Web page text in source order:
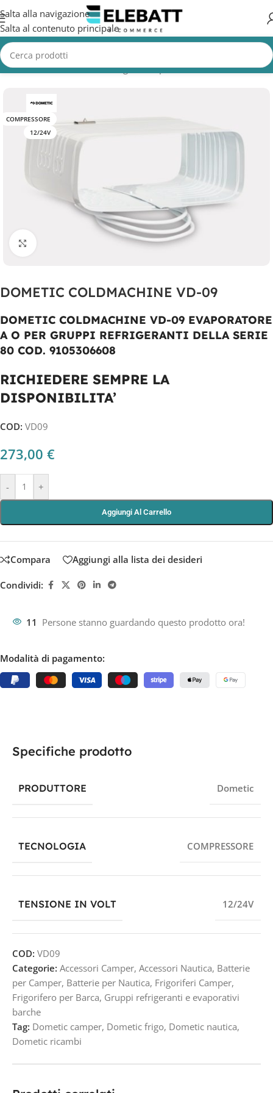
Salta alla navigazione
Salta al contenuto principale
Home/Accessori Nautica/Frigorifero per Barca
COMPRESSORE
12/24V
Clicca per ingrandire
DOMETIC COLDMACHINE VD-09
DOMETIC COLDMACHINE VD-09 EVAPORATORE
A O PER GRUPPI REFRIGERANTI DELLA SERIE
80 COD. 9105306608
RICHIEDERE SEMPRE LA
DISPONIBILITA’
COD: VD09
273,00 €
- +
Aggiungi Al Carrello
Compara Aggiungi alla lista dei desideri
Condividi:
11 Persone stanno guardando questo prodotto ora!
Modalità di pagamento:
Specifiche prodotto
PRODUTTORE Dometic
TECNOLOGIA COMPRESSORE
TENSIONE IN VOLT 12/24V
COD: VD09
Categorie: Accessori Camper, Accessori Nautica, Batterie
per Camper, Batterie per Nautica, Frigoriferi Camper,
Frigorifero per Barca, Gruppi refrigeranti e evaporativi
barche
Tag: Dometic camper, Dometic frigo, Dometic nautica,
Dometic ricambi